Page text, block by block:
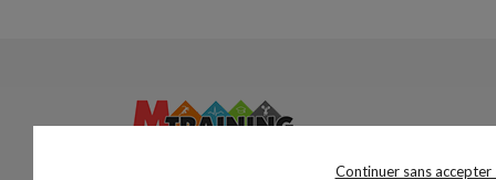
Continuer sans